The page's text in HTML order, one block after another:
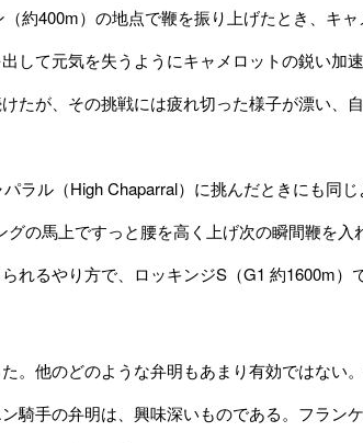
約400m）の地点で鞭を振り上げたとき、キ
して元気を失うようにキャメロットの鋭い加
が、その挑戦には疲れ切った様子が漂い、自
ラル（High Chaparral）に挑んだときにも同
の馬上ですっと腰を高く上げ次の瞬間鞭を入
れるやり方で、ロッキンジS（G1 約1600m）
。他のどのような弁明もあまり有効ではない
手の弁明は、興味深いものである。フランケ